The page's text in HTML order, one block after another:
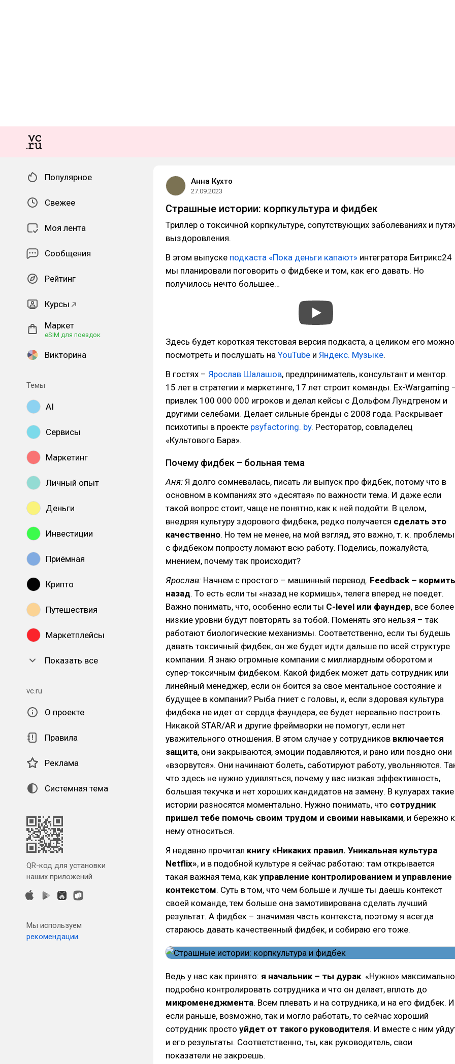
Популярное
Свежее
Моя лента
Сообщения
Рейтинг
Курсы
Маркет
eSIM для поездок
Викторина
Темы
AI
Сервисы
Маркетинг
Личный опыт
Деньги
Инвестиции
Приёмная
Крипто
Путешествия
Маркетплейсы
Показать все
vc.ru
О проекте
Правила
Реклама
Системная тема
QR-код для установки
наших приложений.
Мы используем
рекомендации.
Анна Кухто
27.09.2023
Страшные истории: корпкультура и фидбек
Триллер о токсичной корпкультуре, сопутствующих заболеваниях и
выздоровления.
В этом выпуске подкаста «Пока деньги капают» интегратора Битрикс24
мы планировали поговорить о фидбеке и том, как его давать. Но
получилось нечто большее…
Здесь будет короткая текстовая версия подкаста, а целиком его можно
посмотреть и послушать на YouTube и Яндекс. Музыке.
В гостях – Ярослав Шалашов, предприниматель, консультант и ментор.
15 лет в стратегии и маркетинге, 17 лет строит команды. Ex-Wargaming
привлек 100 000 000 игроков и делал кейсы с Дольфом Лундгреном и
другими селебами. Делает сильные бренды с 2008 года. Раскрывает
психотипы в проекте psyfactoring. by. Ресторатор, совладелец
«Культового Бара».
Почему фидбек – больная тема
Аня: Я долго сомневалась, писать ли выпуск про фидбек, потому что в
основном в компаниях это «десятая» по важности тема. И даже если
такой вопрос стоит, чаще не понятно, как к ней подойти. В целом,
внедряя культуру здорового фидбека, редко получается сделать это
качественно. Но тем не менее, на мой взгляд, это важно, т. к. проблемы
с фидбеком попросту ломают всю работу. Поделись, пожалуйста,
мнением, почему так происходит?
Ярослав: Начнем с простого – машинный перевод. Feedback – кормить
назад. То есть если ты «назад не кормишь», телега вперед не поедет.
Важно понимать, что, особенно если ты C-level или фаундер, все более
низкие уровни будут повторять за тобой. Поменять это нельзя – так
работают биологические механизмы. Соответственно, если ты будешь
давать токсичный фидбек, он же будет идти дальше по всей структуре
компании. Я знаю огромные компании с миллиардным оборотом и
супер-токсичным фидбеком. Какой фидбек может дать сотрудник или
линейный менеджер, если он боится за свое ментальное состояние и
будущее в компании? Рыба гниет с головы, и, если здоровая культура
фидбека не идет от сердца фаундера, ее будет нереально построить.
Никакой STAR/AR и другие фреймворки не помогут, если нет
уважительного отношения. В этом случае у сотрудников включается
защита, они закрываются, эмоции подавляются, и рано или поздно они
«взорвутся». Они начинают болеть, саботируют работу, увольняются.
что здесь не нужно удивляться, почему у вас низкая эффективность,
большая текучка и нет хороших кандидатов на замену. В кулуарах такие
истории разносятся моментально. Нужно понимать, что сотрудник
пришел тебе помочь своим трудом и своими навыками, и бережно к
нему относиться.
Я недавно прочитал книгу «Никаких правил. Уникальная культура
Netflix», и в подобной культуре я сейчас работаю: там открывается
такая важная тема, как управление контролированием и управление
контекстом. Суть в том, что чем больше и лучше ты даешь контекст
своей команде, тем больше она замотивирована сделать лучший
результат. А фидбек – значимая часть контекста, поэтому я всегда
стараюсь давать качественный фидбек, и собираю его тоже.
Ведь у нас как принято: я начальник – ты дурак. «Нужно» максимально
подробно контролировать сотрудника и что он делает, вплоть до
микроменеджмента. Всем плевать и на сотрудника, и на его фидбек. И
если раньше, возможно, так и могло работать, то сейчас хороший
сотрудник просто уйдет от такого руководителя. И вместе с ним
и его результаты. Соответственно, ты, как руководитель, свои
показатели не закроешь.